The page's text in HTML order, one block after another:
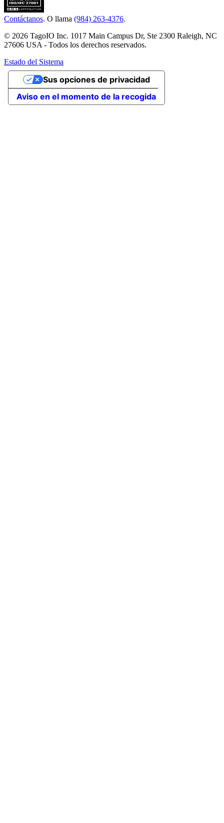
Contáctanos. O llama (984) 263-4376.
© 2026 TagoIO Inc. 1017 Main Campus Dr, Ste 2300 Raleigh, NC
27606 USA - Todos los derechos reservados.
Estado del Sistema
Aviso en el momento de la recogida
Sus opciones de privacidad